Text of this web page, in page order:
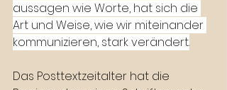
aussagen wie Worte, hat sich die
Art und Weise, wie wir miteinander
kommunizieren, stark verändert.
Das Posttextzeitalter hat die